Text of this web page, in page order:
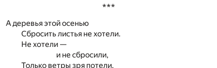
***
А деревья этой осенью
Сбросить листья не хотели.
Не хотели —
и не сбросили,
Только ветры зря потели.